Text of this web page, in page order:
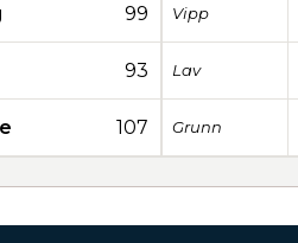
99 Vipp
93 Lav
107 Grunn